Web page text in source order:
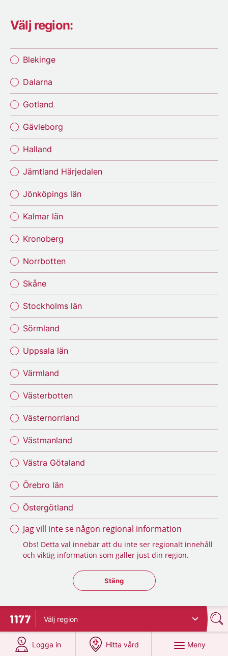
Välj region:
Blekinge
Dalarna
Gotland
Gävleborg
Halland
Jämtland Härjedalen
Jönköpings län
Kalmar län
Kronoberg
Norrbotten
Skåne
Stockholms län
Sörmland
Uppsala län
Värmland
Västerbotten
Västernorrland
Västmanland
Västra Götaland
Örebro län
Östergötland
Jag vill inte se någon regional information
Obs! Detta val innebär att du inte ser regionalt innehåll
och viktig information som gäller just din region.
Stäng regionsväljaren
Stäng
Till startsidan för 1177
Välj region
Logga in
på 1177.se
Hitta vård
på 1177.se
Meny